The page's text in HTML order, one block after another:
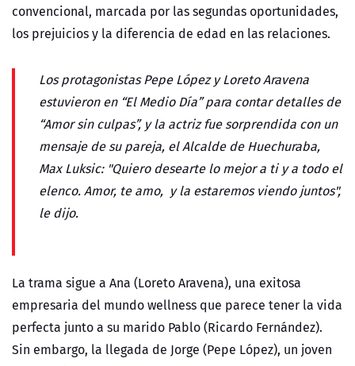
convencional, marcada por las segundas oportunidades,
los prejuicios y la diferencia de edad en las relaciones.
Los protagonistas Pepe López y Loreto Aravena
estuvieron en “El Medio Día” para contar detalles de
“Amor sin culpas”, y la actriz fue sorprendida con un
mensaje de su pareja, el Alcalde de Huechuraba,
Max Luksic: "Quiero desearte lo mejor a ti y a todo el
elenco.Amor, te amo, y la estaremos viendo juntos",
le dijo.
La trama sigue a Ana (Loreto Aravena), una exitosa
empresaria del mundo wellness que parece tener la vida
perfecta junto a su marido Pablo (Ricardo Fernández).
Sin embargo, la llegada de Jorge (Pepe López), un joven